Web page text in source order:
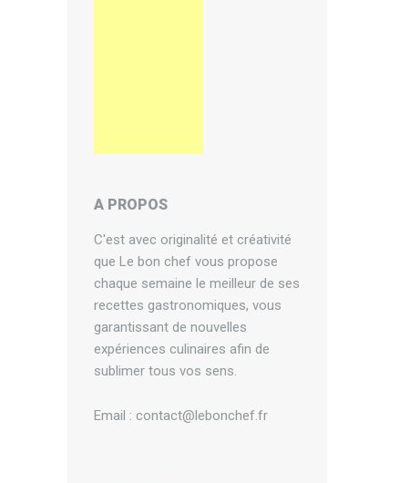
A PROPOS
C'est avec originalité et créativité
que Le bon chef vous propose
chaque semaine le meilleur de ses
recettes gastronomiques, vous
garantissant de nouvelles
expériences culinaires afin de
sublimer tous vos sens.
Email : contact@lebonchef.fr